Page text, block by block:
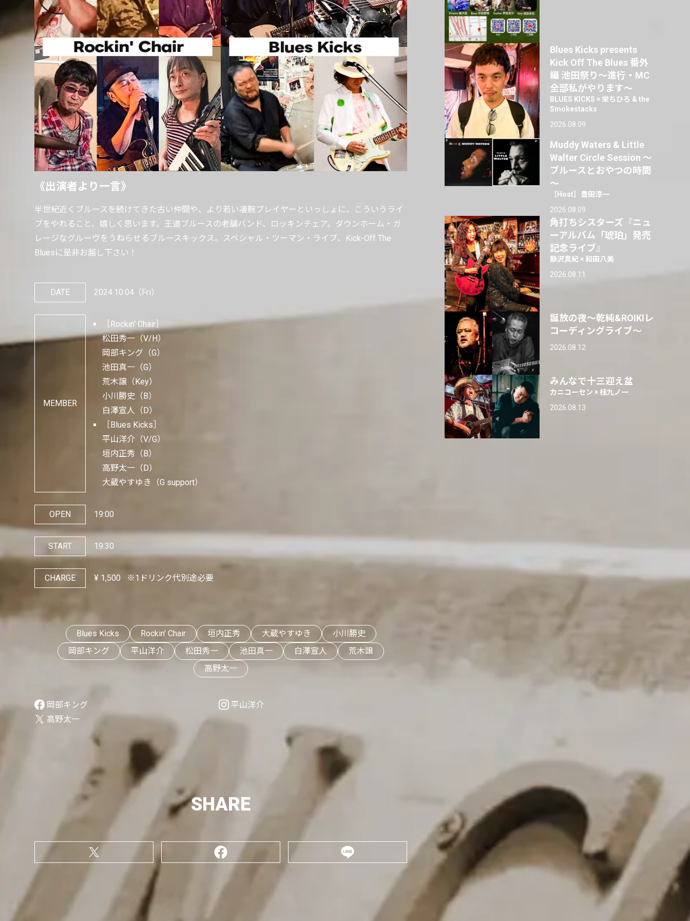
《出演者より一言》
半世紀近くブルースを続けてきた古い仲間や、より若い凄腕プレイヤーといっしょに、こういうライ
ブをやれること、嬉しく思います。王道ブルースの老舗バンド、ロッキンチェア。ダウンホーム・ガ
レージなグルーヴをうねらせるブルースキックス。スペシャル・ツーマン・ライブ、Kick-Off The
Bluesに是非お越し下さい！
DATE 2024.10.04（Fri）
MEMBER
［Rockin' Chair］
松田秀一（V/H）
岡部キング（G）
池田真一（G）
荒木譲（Key）
小川勝史（B）
白澤宣人（D）
［Blues Kicks］
平山洋介（V/G）
垣内正秀（B）
高野太一（D）
大蔵やすゆき（G support）
OPEN 19:00
START 19:30
CHARGE ¥ 1,500 ※1ドリンク代別途必要
Blues Kicks Rockin' Chair 垣内正秀 大蔵やすゆき
小川勝史
岡部キング
平山洋介 松田秀一 池田真一 白澤宣人
荒木譲
高野太一
岡部キング
平山洋介
高野太一
SHARE
Blues Kicks presents
Kick Off The Blues 番外
編 池田祭り〜進行・MC
全部私がやります〜
BLUES KICKS × 栄ちひろ & the
Smokestacks
2026.08.09
Muddy Waters & Little
Walter Circle Session ～
ブルースとおやつの時間
～
［Host］豊田淳一
2026.08.09
角打ちシスターズ『ニュ
ーアルバム「琥珀」発売
記念ライブ』
静沢真紀 × 和田八美
2026.08.11
誕放の夜〜乾純&ROIKIレ
コーディングライブ〜
2026.08.12
みんなで十三迎え盆
カニコーセン × 桂九ノ一
2026.08.13